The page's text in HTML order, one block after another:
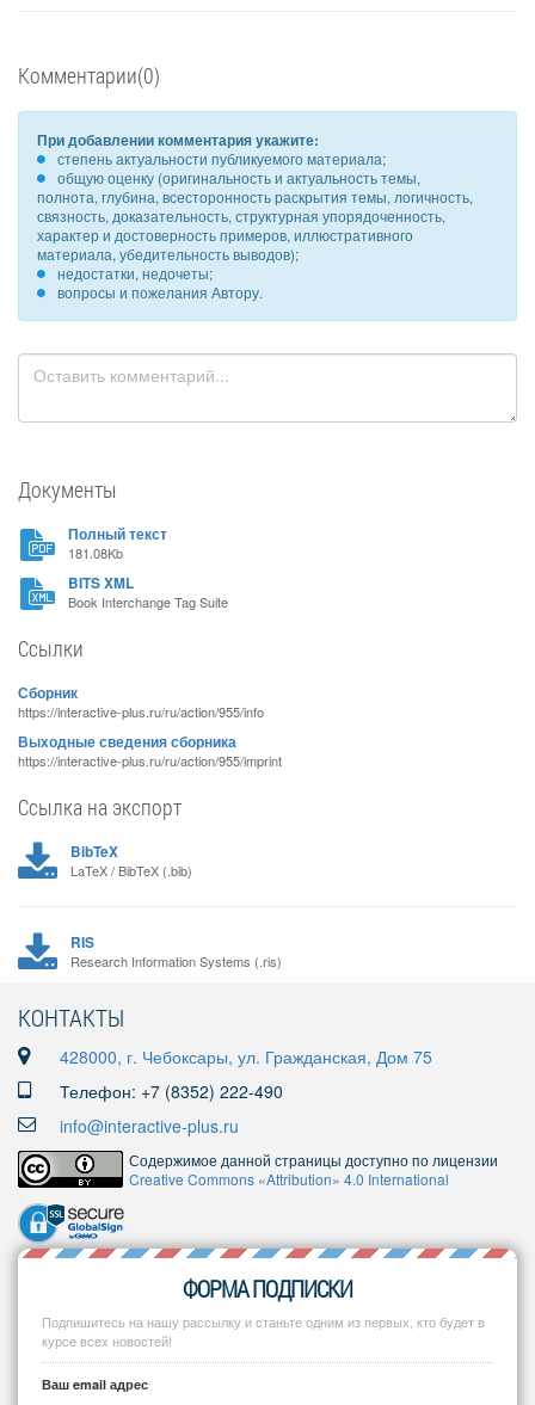
Комментарии(0)
При добавлении комментария укажите:
степень актуальности публикуемого материала;
общую оценку (оригинальность и актуальность темы,
полнота, глубина, всесторонность раскрытия темы, логичность,
связность, доказательность, структурная упорядоченность,
характер и достоверность примеров, иллюстративного
материала, убедительность выводов);
недостатки, недочеты;
вопросы и пожелания Автору.
Документы
Полный текст
181.08Kb
BITS XML
Book Interchange Tag Suite
Ссылки
Сборник
https://interactive-plus.ru/ru/action/955/info
Выходные сведения сборника
https://interactive-plus.ru/ru/action/955/imprint
Ссылка на экспорт
BibTeX
LaTeX / BibTeX (.bib)
RIS
Research Information Systems (.ris)
КОНТАКТЫ
428000, г. Чебоксары, ул. Гражданская, Дом 75
Телефон: +7 (8352) 222-490
info@interactive-plus.ru
Содержимое данной страницы доступно по лицензии
Creative Commons «Attribution» 4.0 International
ФОРМА ПОДПИСКИ
Подпишитесь на нашу рассылку и станьте одним из первых, кто будет в
курсе всех новостей!
Ваш email адрес